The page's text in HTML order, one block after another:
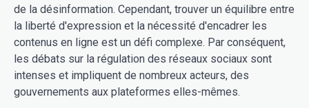
de la désinformation. Cependant, trouver un équilibre entre
la liberté d'expression et la nécessité d'encadrer les
contenus en ligne est un défi complexe. Par conséquent,
les débats sur la régulation des réseaux sociaux sont
intenses et impliquent de nombreux acteurs, des
gouvernements aux plateformes elles-mêmes.